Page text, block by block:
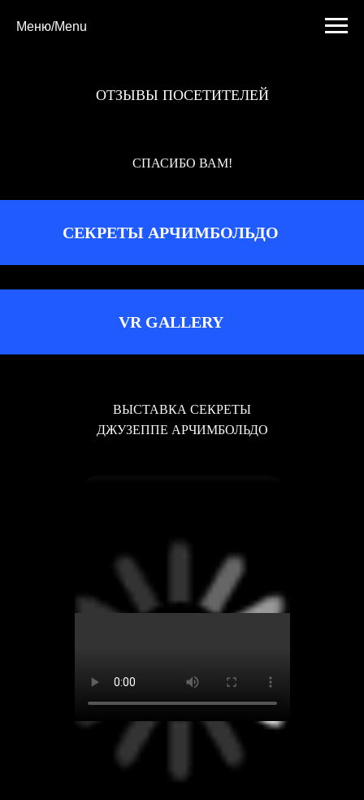
Меню/Menu
ОТЗЫВЫ ПОСЕТИТЕЛЕЙ
СПАСИБО ВАМ!
СЕКРЕТЫ АРЧИМБОЛЬДО
VR GALLERY
ВЫСТАВКА СЕКРЕТЫ
ДЖУЗЕППЕ АРЧИМБОЛЬДО